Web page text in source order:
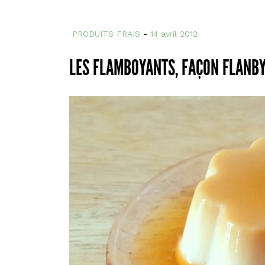
PRODUITS FRAIS - 14 avril 2012
LES FLAMBOYANTS, FAÇON